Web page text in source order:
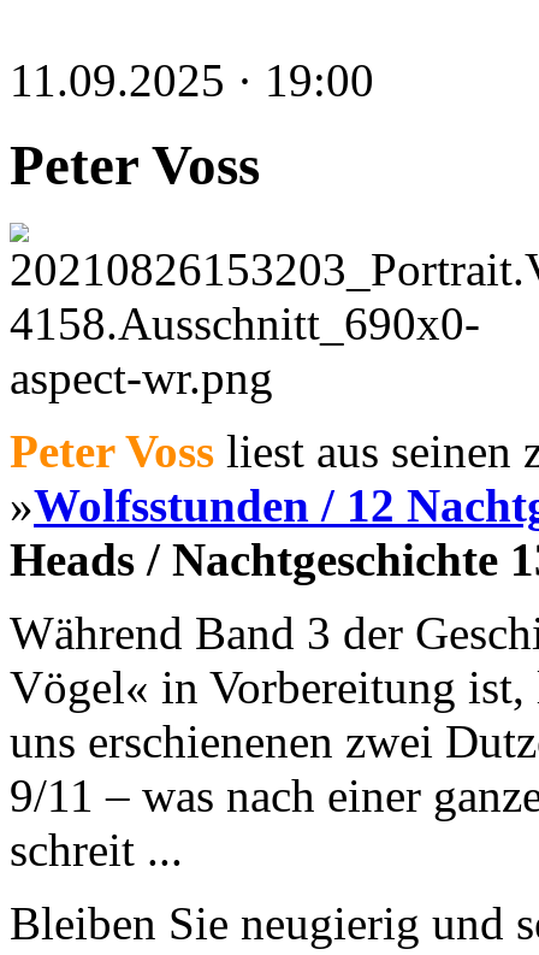
11.09.2025 · 19:00
Peter Voss
Peter Voss liest aus seinen
»Wolfsstunden / 12
Heads / Nachtgeschichte
Während Band 3 der
Vögel« in Vorbereitung ist,
uns erschienenen zwei
9/11 – was nach einer
schreit ...
Bleiben Sie neugierig und